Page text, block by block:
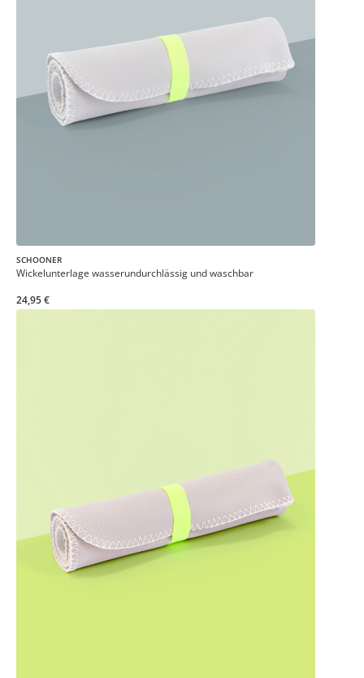
SCHOONER
Wickelunterlage wasserundurchlässig und waschbar
24,95 €